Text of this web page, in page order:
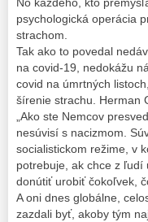
psychologická operácia
strachom.
Tak ako to povedal
na covid-19, nedokážu
covid na úmrtných
šírenie strachu. Herman
„Ako ste Nemcov
nesúvisí s nacizmom.
socialistickom režime, v
potrebuje, ak chce z ľudí
donútiť urobiť čokoľvek,
A oni dnes globálne,
zazdali byť, akoby tým